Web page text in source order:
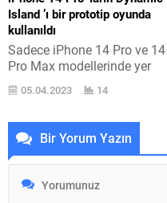
Mart 2023 tarihi yanaştıkça
Togg ’a olan alaka da
çoğalıyor. Bu alaka...
Island ’ı bir prototip oyunda
kullanıldı
Sadece iPhone 14 Pro ve 14
Pro Max modellerinde yer
alan Dynamic Island, farklı
kullanımlar kazanacak gibi
süre önce tanıtılan iPhone 14
Pro ve 14 Pro Max
modellerinde yer alan
TrueDepth sensörlerine ve
selfie kamerasına ev sahipliği
05.04.2023 14
Bir Yorum Yazın